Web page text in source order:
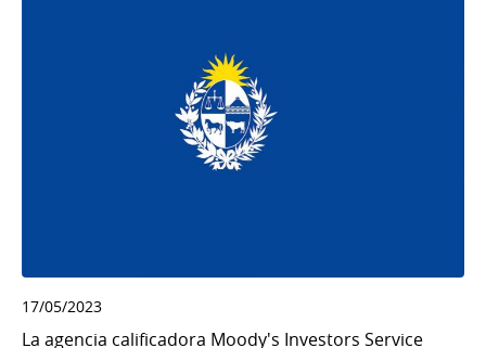
17/05/2023
La agencia calificadora Moody's Investors Service